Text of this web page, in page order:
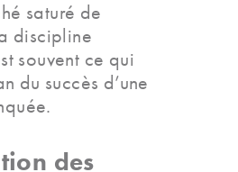
saturé de
discipline
souvent ce qui
du succès d’une
des